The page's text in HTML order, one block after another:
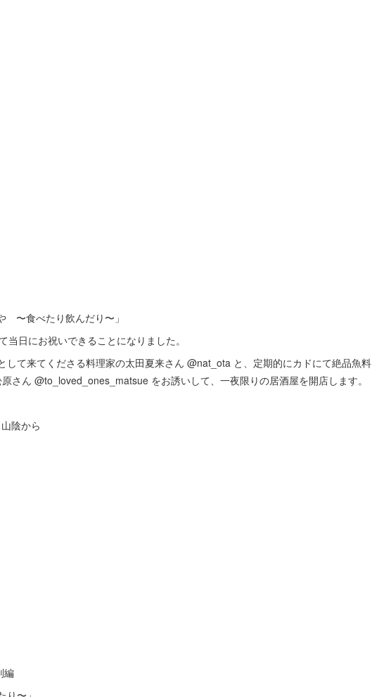
〜食べたり飲んだり〜」
日にお祝いできることになりました。
して来てくださる料理家の太田夏来さん @nat_ota と、定期的にカドにて絶品魚料
さん @to_loved_ones_matsue をお誘いして、一夜限りの居酒屋を開店します。
陰から
編